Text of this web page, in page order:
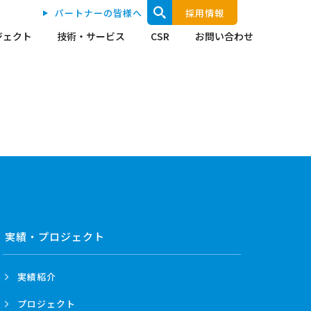
クト 技術・サービス CSR お問い合わせ
パートナーの皆様へ 採用情報
実績・プロジェクト
実績紹介
プロジェクト